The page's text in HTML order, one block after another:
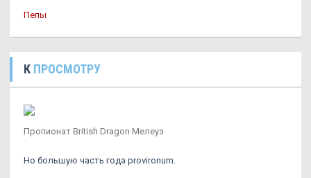
Пепы
К ПРОСМОТРУ
Пропионат British Dragon Мелеуз
Но большую часть года provironum.